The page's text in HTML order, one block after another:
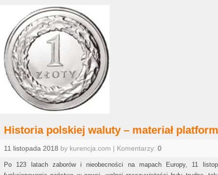
Historia polskiej waluty – materiał
11 listopada 2018 by kurencja.com | Komentarzy: 0
Po 123 latach zaborów i nieobecności na mapach Europy, 11